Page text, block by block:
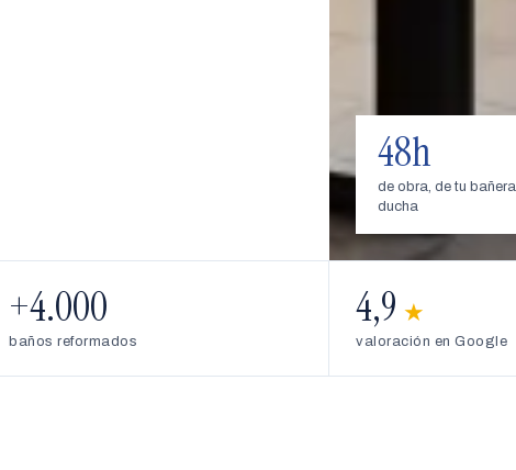
48h
de obra, de tu
ducha
+4.000
baños reformados
4,9 ★
valoración en Google